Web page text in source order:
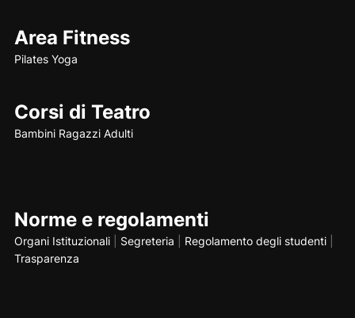
Area Fitness
Pilates Yoga
Corsi di Teatro
Bambini Ragazzi Adulti
Norme e regolamenti
Organi Istituzionali| Segreteria Regolamento degli studenti|
Trasparenza